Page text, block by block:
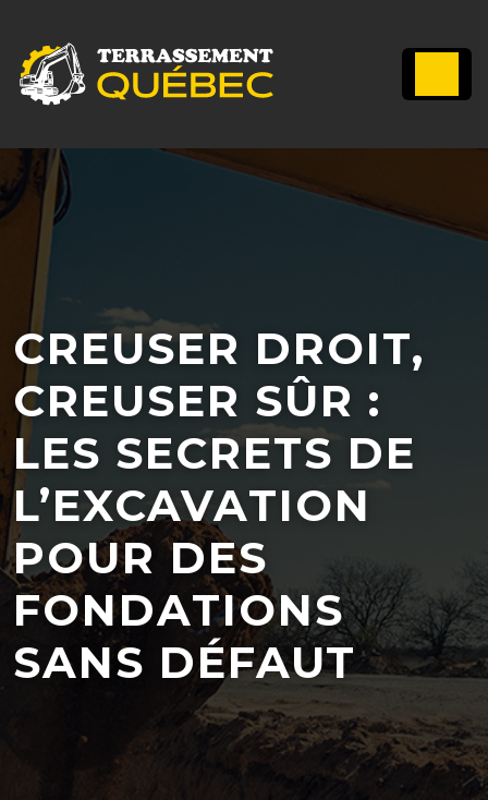
CREUSER DROIT,
CREUSER SÛR :
LES SECRETS DE
L’EXCAVATION
POUR DES
FONDATIONS
SANS DÉFAUT